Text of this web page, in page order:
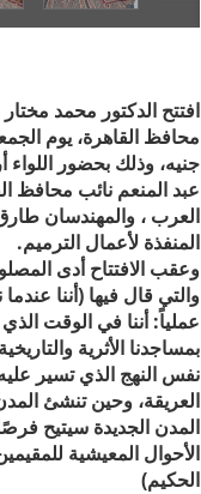
افتتح الدكتور محمد مختار
محافظ القاهرة،
جنيه، وذلك بحضور
عبد المنعم نائب محافظ
العرب ، والمهندسان
المنفذة لأعمال الترميم.
وعقب الافتتاح أدى
والتي قال فيها (أننا
عملياً: أننا في الوقت
بمساجدنا الأثرية
نفس النهج الذي تسير
العريقة، وحين تنشئ
المدن الجديدة سيتيح
الأحوال المعيشية
الحكيم)